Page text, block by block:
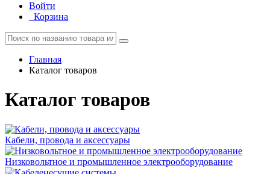
Войти
Корзина
Главная
Каталог товаров
Каталог товаров
Кабели, провода и аксессуары
Низковольтное и промышленное электрооборудование